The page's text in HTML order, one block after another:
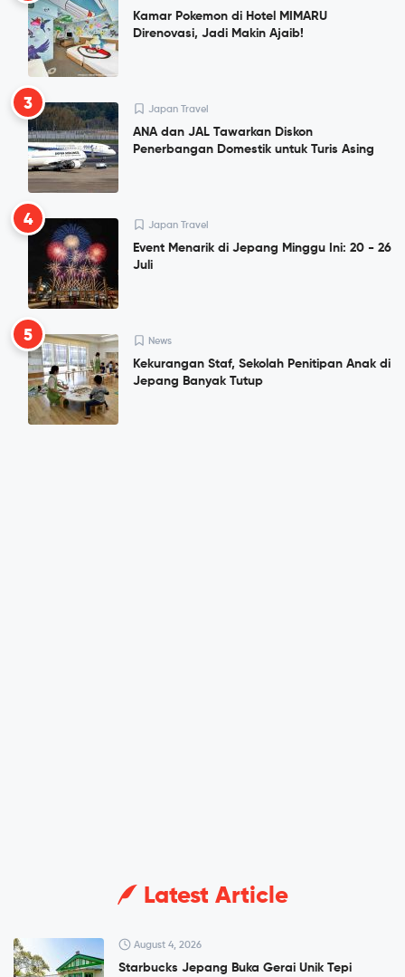
Kamar Pokemon di Hotel MIMARU
Direnovasi, Jadi Makin Ajaib!
3 Japan Travel
ANA dan JAL Tawarkan Diskon
Penerbangan Domestik untuk Turis Asing
4 Japan Travel
Event Menarik di Jepang Minggu Ini: 20 - 26
Juli
5 News
Kekurangan Staf, Sekolah Penitipan Anak di
Jepang Banyak Tutup
Latest Article
August 4, 2026
Starbucks Jepang Buka Gerai Unik Tepi